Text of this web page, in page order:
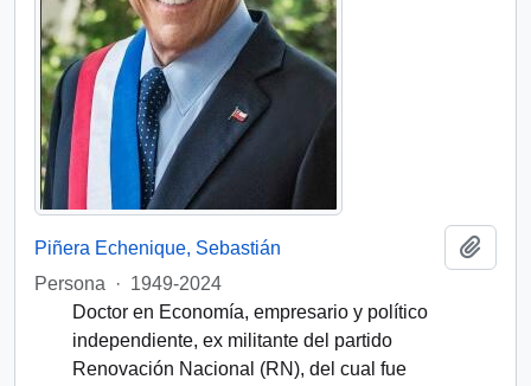
Piñera Echenique, Sebastián
Persona
· 1949-2024
Doctor en Economía, empresario y político
independiente, ex militante del partido
Renovación Nacional (RN), del cual fue